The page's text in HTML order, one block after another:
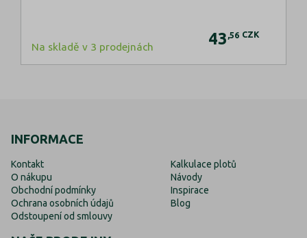
Na skladě v 3 prodejnách 43 ,56 CZK
INFORMACE
Kontakt
O nákupu
Obchodní podmínky
Ochrana osobních údajů
Odstoupení od smlouvy
Kalkulace plotů
Návody
Inspirace
Blog